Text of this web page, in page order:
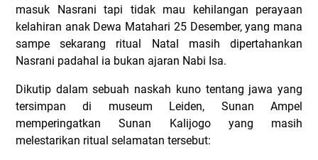
masuk Nasrani tapi tidak mau kehilangan perayaan
kelahiran anak Dewa Matahari 25 Desember, yang mana
sampe sekarang ritual Natal masih dipertahankan
Nasrani padahal ia bukan ajaran Nabi Isa.
Dikutip dalam sebuah naskah kuno tentang jawa yang
tersimpan di museum Leiden, Sunan Ampel
memperingatkan Sunan Kalijogo yang masih
melestarikan ritual selamatan tersebut: